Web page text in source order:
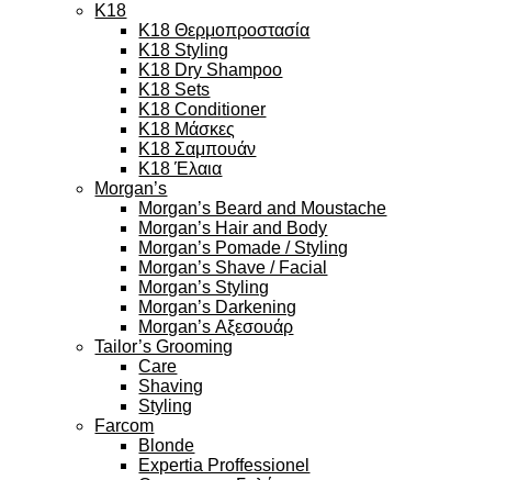
K18
K18 Θερμοπροστασία
K18 Styling
K18 Dry Shampoo
K18 Sets
K18 Conditioner
K18 Μάσκες
K18 Σαμπουάν
K18 Έλαια
Morgan’s
Morgan’s Beard and Moustache
Morgan’s Hair and Body
Morgan’s Pomade / Styling
Morgan’s Shave / Facial
Morgan’s Styling
Morgan’s Darkening
Morgan’s Αξεσουάρ
Tailor’s Grooming
Care
Shaving
Styling
Farcom
Blonde
Expertia Proffessionel